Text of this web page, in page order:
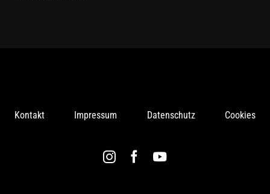
Kontakt Impressum Datenschutz Cookies